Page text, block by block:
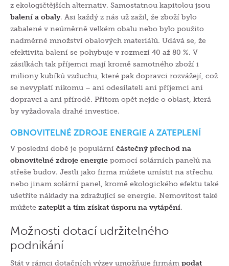
z ekologičtějších alternativ. Samostatnou kapitolou jsou
balení a obaly. Asi každý z nás už zažil, že zboží bylo
zabalené v neúměrně velkém obalu nebo bylo použito
nadměrné množství obalových materiálů. Udává se, že
efektivita balení se pohybuje v rozmezí 40 až 80 %. V
zásilkách tak příjemci mají kromě samotného zboží i
miliony kubíků vzduchu, které pak dopravci rozvážejí, což
se nevyplatí nikomu – ani odesílateli ani příjemci ani
dopravci a ani přírodě. Přitom opět nejde o oblast, která
by vyžadovala drahé investice.
OBNOVITELNÉ ZDROJE ENERGIE A ZATEPLENÍ
V poslední době je populární částečný přechod na
obnovitelné zdroje energie pomocí solárních panelů na
střeše budov. Jestli jako firma můžete umístit na střechu
nebo jinam solární panel, kromě ekologického efektu také
ušetříte náklady na zdražující se energie. Nemovitost také
můžete zateplit a tím získat úsporu na vytápění.
Možnosti dotací udržitelného
podnikání
Stát v rámci dotačních výzev umožňuje firmám podat